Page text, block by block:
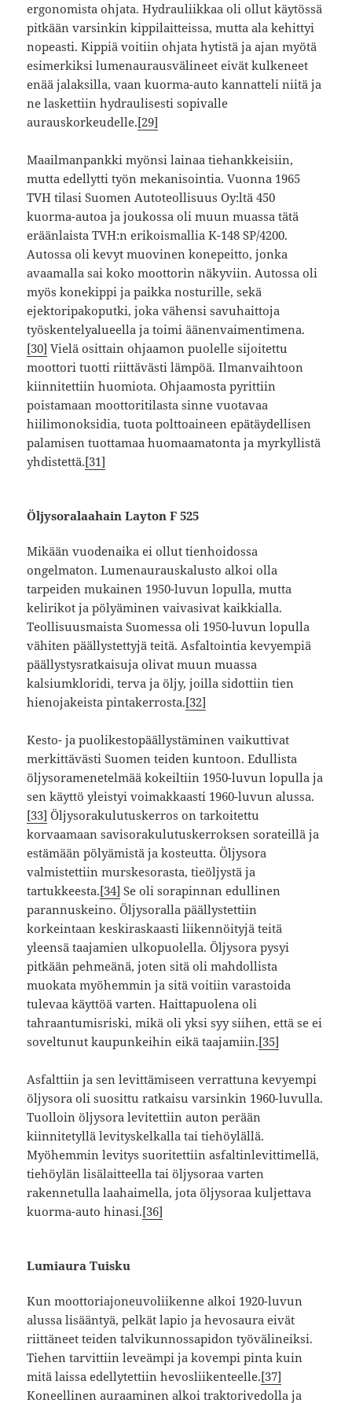
ergonomista ohjata. Hydrauliikkaa oli ollut käytössä
pitkään varsinkin kippilaitteissa, mutta ala kehittyi
nopeasti. Kippiä voitiin ohjata hytistä ja ajan myötä
esimerkiksi lumenaurausvälineet eivät kulkeneet
enää jalaksilla, vaan kuorma-auto kannatteli niitä ja
ne laskettiin hydraulisesti sopivalle
aurauskorkeudelle.[29]
Maailmanpankki myönsi lainaa tiehankkeisiin,
mutta edellytti työn mekanisointia. Vuonna 1965
TVH tilasi Suomen Autoteollisuus Oy:ltä 450
kuorma-autoa ja joukossa oli muun muassa tätä
eräänlaista TVH:n erikoismallia K-148 SP/4200.
Autossa oli kevyt muovinen konepeitto, jonka
avaamalla sai koko moottorin näkyviin. Autossa oli
myös konekippi ja paikka nosturille, sekä
ejektoripakoputki, joka vähensi savuhaittoja
työskentelyalueella ja toimi äänenvaimentimena.
[30] Vielä osittain ohjaamon puolelle sijoitettu
moottori tuotti riittävästi lämpöä. Ilmanvaihtoon
kiinnitettiin huomiota. Ohjaamosta pyrittiin
poistamaan moottoritilasta sinne vuotavaa
hiilimonoksidia, tuota polttoaineen epätäydellisen
palamisen tuottamaa huomaamatonta ja myrkyllistä
yhdistettä.[31]
Öljysoralaahain Layton F 525
Mikään vuodenaika ei ollut tienhoidossa
ongelmaton. Lumenaurauskalusto alkoi olla
tarpeiden mukainen 1950-luvun lopulla, mutta
kelirikot ja pölyäminen vaivasivat kaikkialla.
Teollisuusmaista Suomessa oli 1950-luvun lopulla
vähiten päällystettyjä teitä. Asfaltointia kevyempiä
päällystysratkaisuja olivat muun muassa
kalsiumkloridi, terva ja öljy, joilla sidottiin tien
hienojakeista pintakerrosta.[32]
Kesto- ja puolikestopäällystäminen vaikuttivat
merkittävästi Suomen teiden kuntoon. Edullista
öljysoramenetelmää kokeiltiin 1950-luvun lopulla ja
sen käyttö yleistyi voimakkaasti 1960-luvun alussa.
[33] Öljysorakulutuskerros on tarkoitettu
korvaamaan savisorakulutuskerroksen sorateillä ja
estämään pölyämistä ja kosteutta. Öljysora
valmistettiin murskesorasta, tieöljystä ja
tartukkeesta.[34] Se oli sorapinnan edullinen
parannuskeino. Öljysoralla päällystettiin
korkeintaan keskiraskaasti liikennöityjä teitä
yleensä taajamien ulkopuolella. Öljysora pysyi
pitkään pehmeänä, joten sitä oli mahdollista
muokata myöhemmin ja sitä voitiin varastoida
tulevaa käyttöä varten. Haittapuolena oli
tahraantumisriski, mikä oli yksi syy siihen, että se ei
soveltunut kaupunkeihin eikä taajamiin.[35]
Asfalttiin ja sen levittämiseen verrattuna kevyempi
öljysora oli suosittu ratkaisu varsinkin 1960-luvulla.
Tuolloin öljysora levitettiin auton perään
kiinnitetyllä levityskelkalla tai tiehöylällä.
Myöhemmin levitys suoritettiin asfaltinlevittimellä,
tiehöylän lisälaitteella tai öljysoraa varten
rakennetulla laahaimella, jota öljysoraa kuljettava
kuorma-auto hinasi.[36]
Lumiaura Tuisku
Kun moottoriajoneuvoliikenne alkoi 1920-luvun
alussa lisääntyä, pelkät lapio ja hevosaura eivät
riittäneet teiden talvikunnossapidon työvälineiksi.
Tiehen tarvittiin leveämpi ja kovempi pinta kuin
mitä laissa edellytettiin hevosliikenteelle.[37]
Koneellinen auraaminen alkoi traktorivedolla ja